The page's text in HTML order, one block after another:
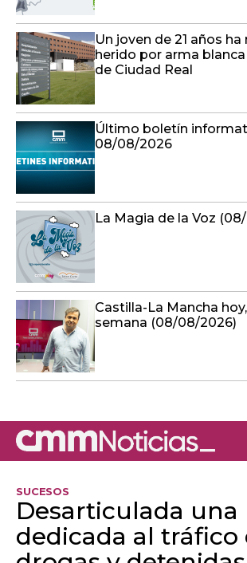
Un joven de 21 años
herido por arma
de Ciudad Real
Último boletín
08/08/2026
La Magia de la Voz
Castilla-La Mancha
semana (08/08/2026)
SUCESOS
Desarticulada una
dedicada al tráfico